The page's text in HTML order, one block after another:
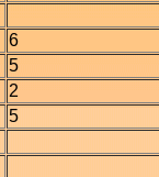
6
5
2
5